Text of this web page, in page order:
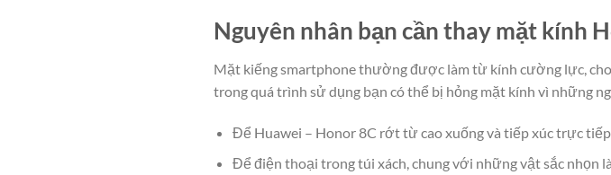
Nguyên nhân bạn cần thay mặt kính
Mặt kiếng smartphone thường được làm từ kính cường lực,
trong quá trình sử dụng bạn có thể bị hỏng mặt kính vì những
Để Huawei – Honor 8C rớt từ cao xuống và tiếp xúc trực
Để điện thoại trong túi xách, chung với những vật sắc nhọn